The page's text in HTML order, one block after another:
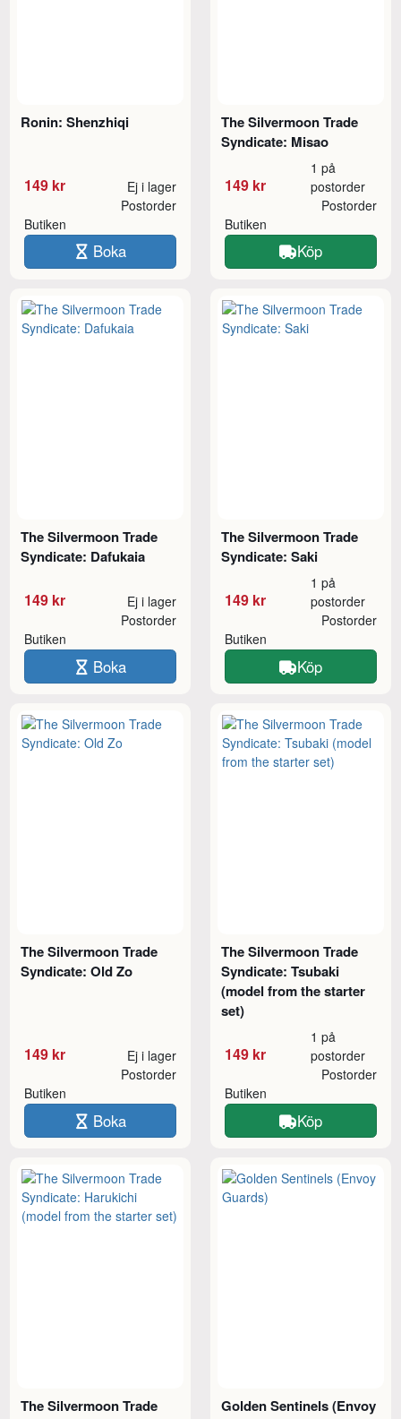
Ronin: Shenzhiqi
149 kr Ej i lager
Butiken
Postorder
Boka
The Silvermoon Trade
Syndicate: Misao
149 kr
1 på
postorder
Butiken
Postorder
Köp
The Silvermoon Trade
Syndicate: Dafukaia
149 kr Ej i lager
Butiken
Postorder
Boka
The Silvermoon Trade
Syndicate: Saki
149 kr
1 på
postorder
Butiken
Postorder
Köp
The Silvermoon Trade
Syndicate: Old Zo
149 kr Ej i lager
Butiken
Postorder
Boka
The Silvermoon Trade
Syndicate: Tsubaki
(model from the starter
set)
149 kr
1 på
postorder
Butiken
Postorder
Köp
The Silvermoon Trade
Golden Sentinels (Envoy